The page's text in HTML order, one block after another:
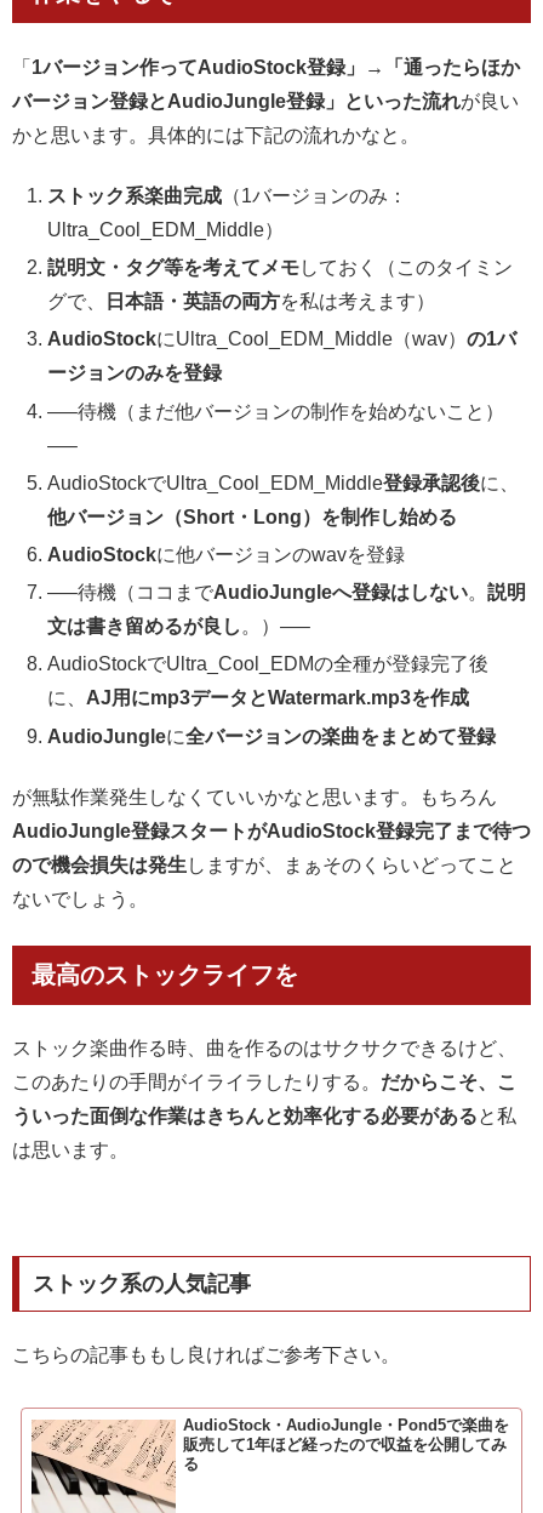
「 1バージョン作ってAudioStock登録」→「通ったらほか
バージョン登録とAudioJungle登録」といった流れが良い
かと思います。具体的には下記の流れかなと。
ストック系楽曲完成 （1バージョンのみ ：
Ultra_Cool_EDM_Middle）
説明文・タグ等を考えてメモしておく（このタイミン
グで、
日本語・英語の両方を私は考えます）
AudioStockにUltra_Cool_EDM_Middle（wav）の1バ
ージョンのみを登録
—–待機（まだ他バージョンの制作を始めないこと）
—–
AudioStockでUltra_Cool_EDM_Middle登録承認後に、
他バージョン（Short・Long）を制作し始める
AudioStockに他バージョンのwavを登録
—–待機（ココまでAudioJungleへ登録はしない。説明
文は書き留めるが良し 。）—–
AudioStockでUltra_Cool_EDMの全種が登録完了後
に、 AJ用にmp3データとWatermark.mp3を作成
AudioJungleに全バージョンの楽曲をまとめて登録
が無駄作業発生しなくていいかなと思います。もちろん
AudioJungle登録スタートがAudioStock登録完了まで待つ
ので機会損失は発生 しますが、まぁそのくらいどってこと
ないでしょう。
最高のストックライフを
ストック楽曲作る時、曲を作るのはサクサクできるけど、
このあたりの手間がイライラしたりする。 だからこそ、こ
ういった面倒な作業はきちんと効率化する必要があると私
は思います。
ストック系の人気記事
こちらの記事ももし良ければご参考下さい。
AudioStock・AudioJungle・Pond5で楽曲を
販売して1年ほど経ったので収益を公開してみ
る